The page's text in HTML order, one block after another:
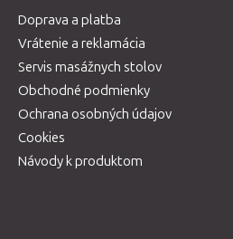
Doprava a platba
Vrátenie a reklamácia
Servis masážnych stolov
Obchodné podmienky
Ochrana osobných údajov
Cookies
Návody k produktom